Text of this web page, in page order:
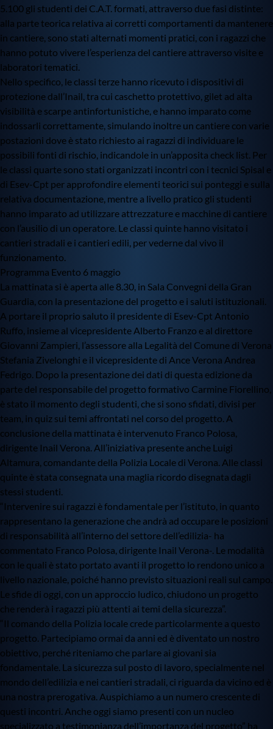
5.100 gli studenti dei C.A.T. formati, attraverso due fasi distinte:
alla parte teorica relativa ai corretti comportamenti da mantenere
in cantiere, sono stati alternati momenti pratici, con i ragazzi che
hanno potuto vivere l’esperienza del cantiere attraverso visite e
laboratori tematici.
Nello specifico, le classi terze hanno ricevuto i dispositivi di
protezione dall’Inail, tra cui caschetto protettivo, gilet ad alta
visibilità e scarpe antinfortunistiche, e hanno imparato come
indossarli correttamente, simulando inoltre un cantiere con varie
postazioni dove è stato richiesto ai ragazzi di individuare le
possibili fonti di rischio, indicandole in un’apposita check list. Per
le classi quarte sono stati organizzati incontri con i tecnici Spisal e
di Esev-Cpt per approfondire elementi teorici sui ponteggi e sulla
relativa documentazione, mentre a livello pratico gli studenti
hanno imparato ad utilizzare attrezzature e macchine di cantiere
con l’ausilio di un operatore. Le classi quinte hanno visitato i
cantieri stradali e i cantieri edili, per vederne dal vivo il
funzionamento.
Programma Evento 6 maggio
La mattinata si è aperta alle 8.30, in Sala Convegni della Gran
Guardia, con la presentazione del progetto e i saluti istituzionali.
A portare il proprio saluto il presidente di Esev-Cpt Antonio
Ruffo, insieme al vicepresidente Alberto Franzo e al direttore
Giovanni Zampieri, l’assessore alla Legalità del Comune di Verona
Stefania Zivelonghi e il vicepresidente di Ance Verona Andrea
Fedrigo. Dopo la presentazione dei dati di questa edizione da
parte del responsabile del progetto formativo Carmine Fiorellino,
è stato il momento degli studenti, che si sono sfidati, divisi per
team, in quiz sui temi affrontati nel corso del progetto. A
conclusione della mattinata è intervenuto Franco Polosa,
dirigente Inail Verona. All’iniziativa presente anche Luigi
Altamura, comandante della Polizia Locale di Verona. Alle classi
quinte è stata consegnata una maglia ricordo disegnata dagli
stessi studenti.
“Intervenire sui ragazzi è fondamentale per l’istituto, in quanto
rappresentano la generazione che andrà ad occupare le posizioni
di responsabilità all’interno del settore dell’edilizia- ha
commentato Franco Polosa, dirigente Inail Verona-. Le modalità
con le quali è stato portato avanti il progetto lo rendono unico a
livello nazionale, poiché hanno previsto situazioni reali sul campo.
Le sfide di oggi, con un approccio ludico, chiudono un progetto
che renderà i ragazzi più attenti ai temi della sicurezza”.
“Il comando della Polizia locale crede particolarmente a questo
progetto. Partecipiamo ormai da anni ed è diventato un nostro
obiettivo, perché riteniamo che parlare ai giovani sia
fondamentale. La sicurezza sul posto di lavoro, specialmente nel
mondo dell’edilizia e nei cantieri stradali, ci riguarda da vicino ed è
una nostra prerogativa. Auspichiamo a un numero crescente di
questi incontri. Anche oggi siamo presenti con un nucleo
specializzato a testimonianza dell’importanza del progetto” ha